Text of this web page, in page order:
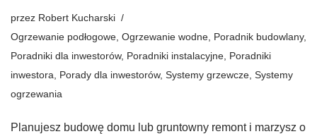
przez Robert Kucharski
Ogrzewanie podłogowe Ogrzewanie wodne Poradnik budowlany,
Poradniki dla inwestorów, Poradniki instalacyjne Poradniki
inwestora
Porady dla inwestorów, Systemy grzewcze Systemy
ogrzewania
Planujesz budowę domu lub gruntowny remont i marzysz o